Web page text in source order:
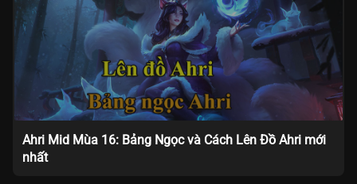
Ahri Mid Mùa 16: Bảng Ngọc và Cách Lên Đồ Ahri mới
nhất